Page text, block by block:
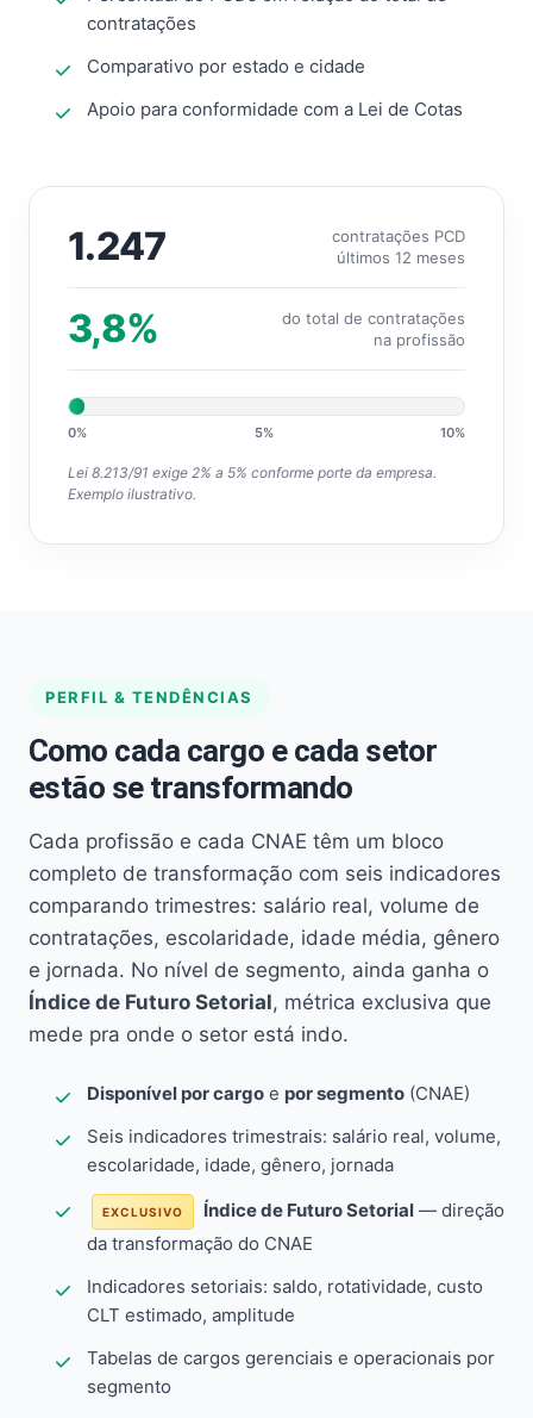
contratações
Comparativo por estado e cidade
Apoio para conformidade com a Lei de Cotas
1.247
contratações PCD
últimos 12 meses
3,8%
do total de contratações
na profissão
0% 5% 10%
Lei 8.213/91 exige 2% a 5% conforme porte da empresa.
Exemplo ilustrativo.
PERFIL & TENDÊNCIAS
Como cada cargo e cada setor
estão se transformando
Cada profissão e cada CNAE têm um bloco
completo de transformação com seis indicadores
comparando trimestres: salário real, volume de
contratações, escolaridade, idade média, gênero
e jornada. No nível de segmento, ainda ganha o
Índice de Futuro Setorial, métrica exclusiva que
mede pra onde o setor está indo.
Disponível por cargo e por segmento (CNAE)
Seis indicadores trimestrais: salário real, volume,
escolaridade, idade, gênero, jornada
EXCLUSIVO Índice de Futuro Setorial — direção
da transformação do CNAE
Indicadores setoriais: saldo, rotatividade, custo
CLT estimado, amplitude
Tabelas de cargos gerenciais e operacionais por
segmento